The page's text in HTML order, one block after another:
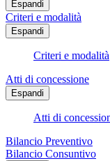
Espandi
Criteri e modalità
Espandi
Criteri e modalità
Atti di concessione
Espandi
Atti di
Bilancio Preventivo
Bilancio Consuntivo